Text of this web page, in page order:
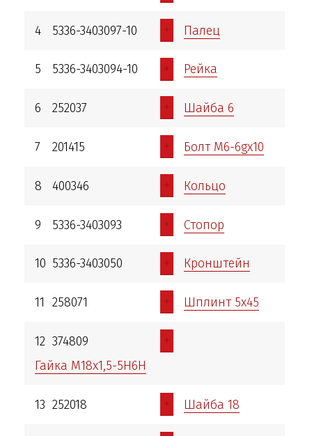
4 5336-3403097-10 + Палец
5 5336-3403094-10 + Рейка
6 252037 + Шайба 6
7 201415 + Болт М6-6gх10
8 400346 + Кольцо
9 5336-3403093 + Стопор
10 5336-3403050 + Кронштейн
11 258071 + Шплинт 5х45
12 374809
+
Гайка М18х1,5-5Н6Н
13 252018 + Шайба 18